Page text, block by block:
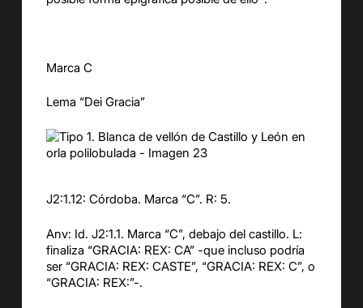
Marca C
Lema “Dei Gracia”
J2:1.12: Córdoba. Marca “C”. R: 5.
Anv: Id. J2:1.1. Marca “C”, debajo del castillo. L:
finaliza “GRACIA: REX: CA” -que incluso podría
ser “GRACIA: REX: CASTE”, “GRACIA: REX: C”, o
“GRACIA: REX:”-.